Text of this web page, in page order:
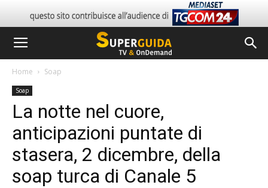
Home Soap
Soap
La notte nel cuore,
anticipazioni puntate di
stasera, 2 dicembre, della
soap turca di Canale 5